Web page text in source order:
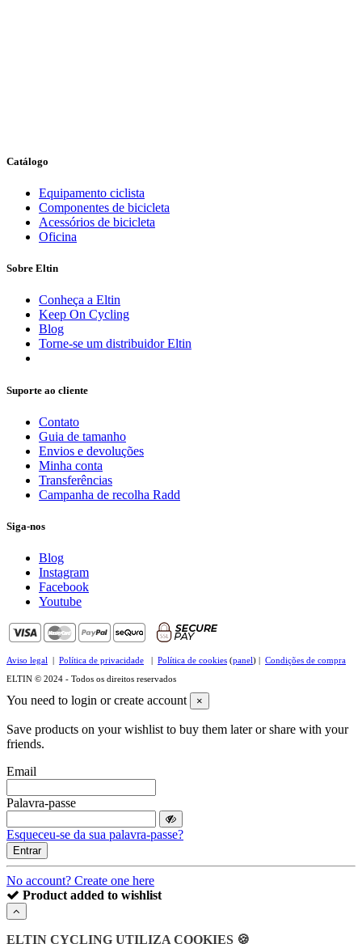
Catálogo
Equipamento ciclista
Componentes de bicicleta
Acessórios de bicicleta
Oficina
Sobre Eltin
Conheça a Eltin
Keep On Cycling
Blog
Torne-se um distribuidor Eltin
Suporte ao cliente
Contato
Guia de tamanho
Envios e devoluções
Minha conta
Transferências
Campanha de recolha Radd
Siga-nos
Blog
Instagram
Facebook
Youtube
Aviso legal | Política de privacidade | Política de cookies (panel) | Condições de compra
ELTIN © 2024 - Todos os direitos reservados
You need to login or create account ×
Save products on your wishlist to buy them later or share with your
friends.
Email
Palavra-passe
Esqueceu-se da sua palavra-passe?
Entrar
No account? Create one here
Product added to wishlist
ELTIN CYCLING UTILIZA COOKIES 🍪